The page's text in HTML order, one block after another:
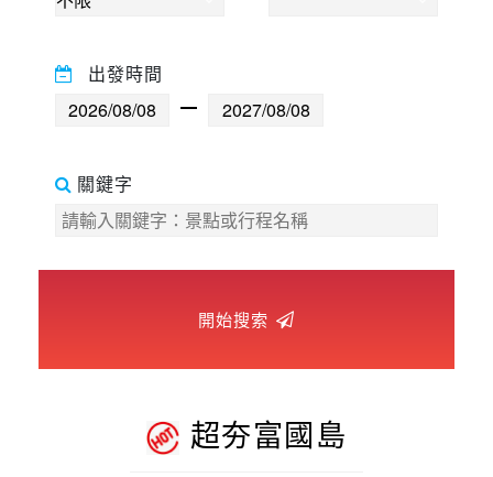
世界臻旅
歐洲之旅
出發時間
關鍵字
開始搜索
超夯富國島